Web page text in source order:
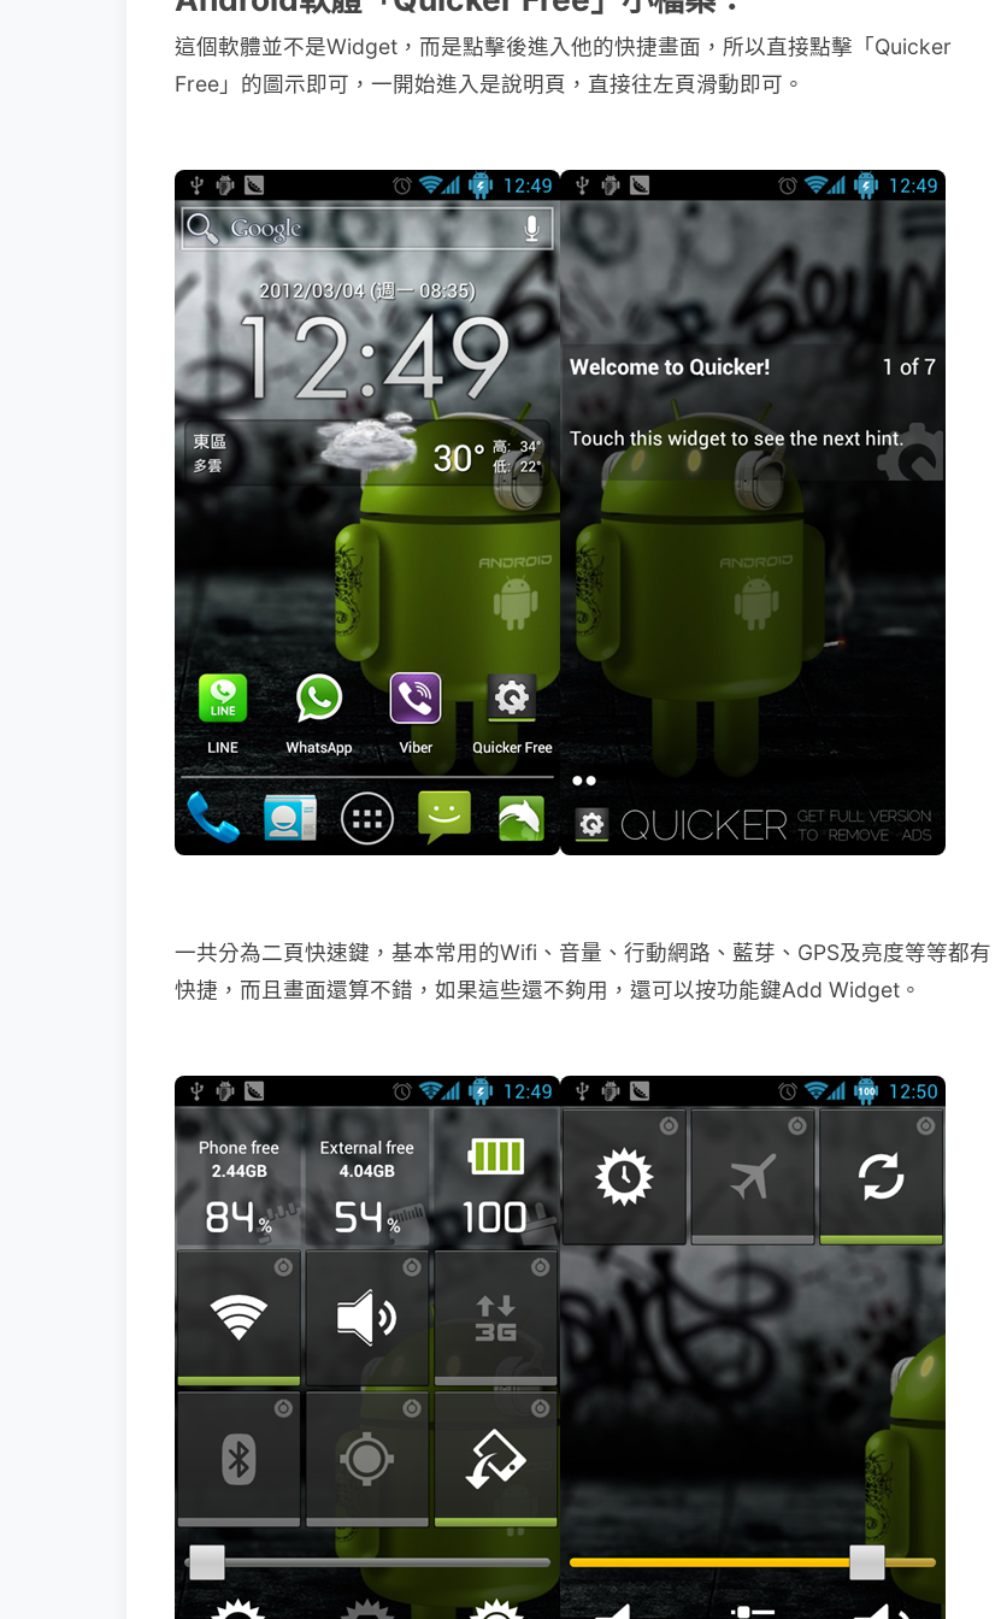
這個軟體並不是Widget，而是點擊後進入他的快捷畫面，所以直接點擊「Quicker
Free」的圖示即可，一開始進入是說明頁，直接往左頁滑動即可。
一共分為二頁快速鍵，基本常用的Wifi、音量、行動網路、藍芽、GPS及亮度等等都有
快捷，而且畫面還算不錯，如果這些還不夠用，還可以按功能鍵Add Widget。